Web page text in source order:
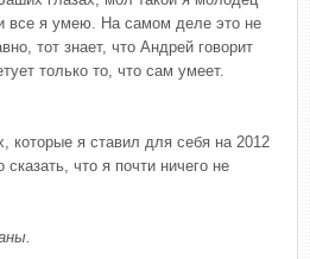
все я умею. На самом деле это не
тот знает, что Андрей говорит
только то, что сам умеет.
которые я ставил для себя на 2012
что я почти ничего не